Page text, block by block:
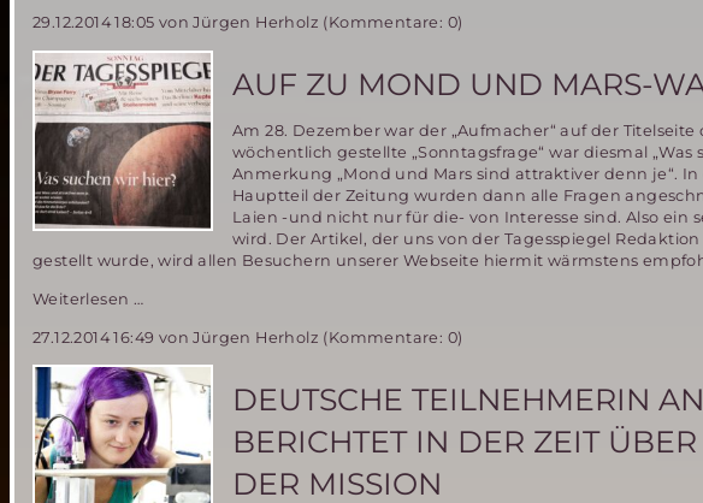
mit
3D-
Druckern
drucken
ist
keine
Utopie!
29.12.2014 18:05 von Jürgen Herholz (Kommentare: 0)
AUF ZU MOND UND MARS-
Am 28. Dezember war der „Aufmacher“ auf der
wöchentlich gestellte „Sonntagsfrage“ war diesmal
Anmerkung „Mond und Mars sind attraktiver denn je“.
Hauptteil der Zeitung wurden dann alle Fragen
Laien -und nicht nur für die- von Interesse sind. Also
wird. Der Artikel, der uns von der Tagesspiegel
gestellt wurde, wird allen Besuchern unserer Webseite hiermit wärmstens
Weiterlesen …
Mond
und
Mars-
was
man
dazu
wissen
sollte
27.12.2014 16:49 von Jürgen Herholz (Kommentare: 0)
DEUTSCHE TEILNEHMERIN
BERICHTET IN DER ZEIT
DER MISSION